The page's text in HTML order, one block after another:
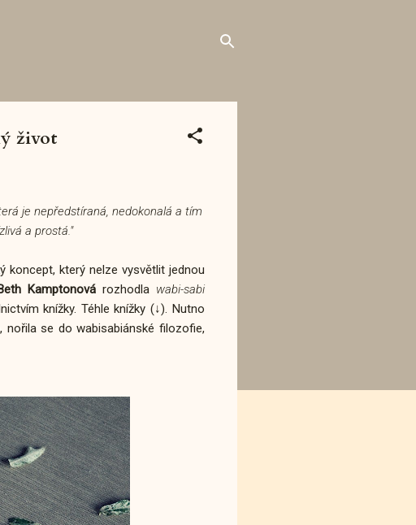
život
je nepředstíraná, nedokonalá a tím
a prostá."
koncept, který nelze vysvětlit jednou
Kamptonovározhodla wabi-sabi
knížky. Téhle knížky (↓). Nutno
se do wabisabiánské filozofie,